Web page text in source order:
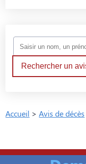
Rechercher un
Accueil >Avis de décès